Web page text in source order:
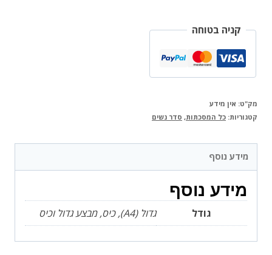
סדורה
המאיר
קניה בטוחה
מק"ט: אין מידע
קטגוריות: כל המסכתות, סדר נשים
מידע נוסף
מידע נוסף
גודל גדול (A4), כיס, מבצע גדול וכיס